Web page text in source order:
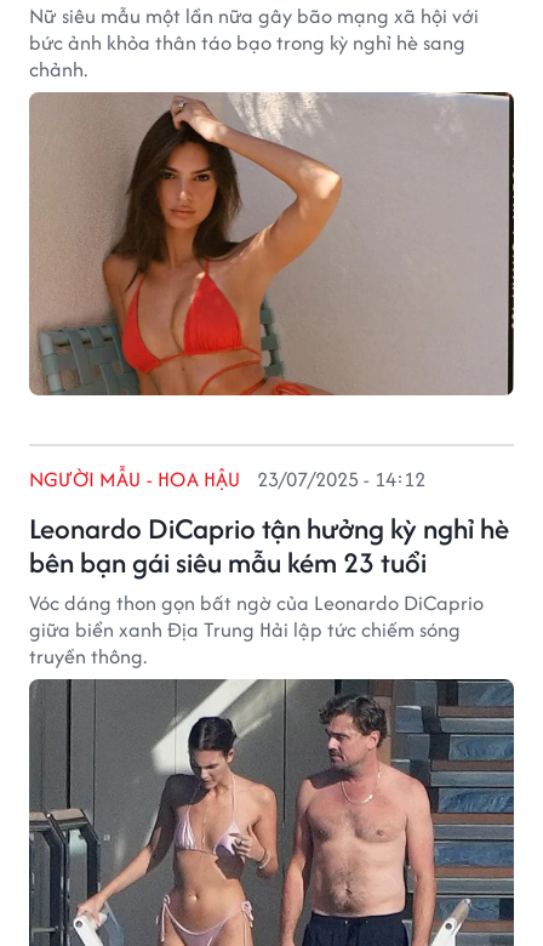
Nữ siêu mẫu một lần nữa gây bão mạng xã hội với
bức ảnh khỏa thân táo bạo trong kỳ nghỉ hè sang
chảnh.
Leonardo DiCaprio tận hưởng kỳ nghỉ hè
bên bạn gái siêu mẫu kém 23 tuổi
NGƯỜI MẪU - HOA HẬU 23/07/2025 - 14:12
Vóc dáng thon gọn bất ngờ của Leonardo DiCaprio
giữa biển xanh Địa Trung Hải lập tức chiếm sóng
truyền thông.